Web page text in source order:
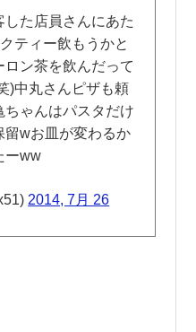
た店員さんにあた
ティー飲もうかと
ン茶を飲んだって
)中丸さんピザも頼
ちゃんはパスタだけ
留wお皿が変わるか
ーww
2014, 7月 26